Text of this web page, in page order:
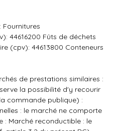
44616200 Fûts de déchets
(cpv): 44613800 Conteneurs
de prestations similaires :
la possibilité d'y recourir
commande publique) :
: le marché ne comporte
: Marché reconductible : le